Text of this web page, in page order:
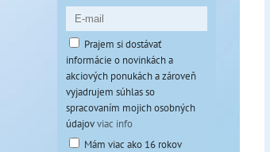
Prajem si dostávať
informácie o novinkách a
akciových ponukách a zároveň
vyjadrujem súhlas so
spracovaním mojich osobných
údajovviac info
Mám viac ako 16 rokov